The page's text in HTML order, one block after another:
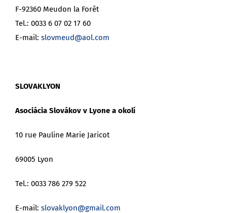
F-92360 Meudon la Forêt
Tel.: 0033 6 07 02 17 60
E-mail: slovmeud@aol.com
SLOVAKLYON
Asociácia Slovákov v Lyone a okolí
10 rue Pauline Marie Jaricot
69005 Lyon
Tel.: 0033 786 279 522
E-mail: slovaklyon@gmail.com